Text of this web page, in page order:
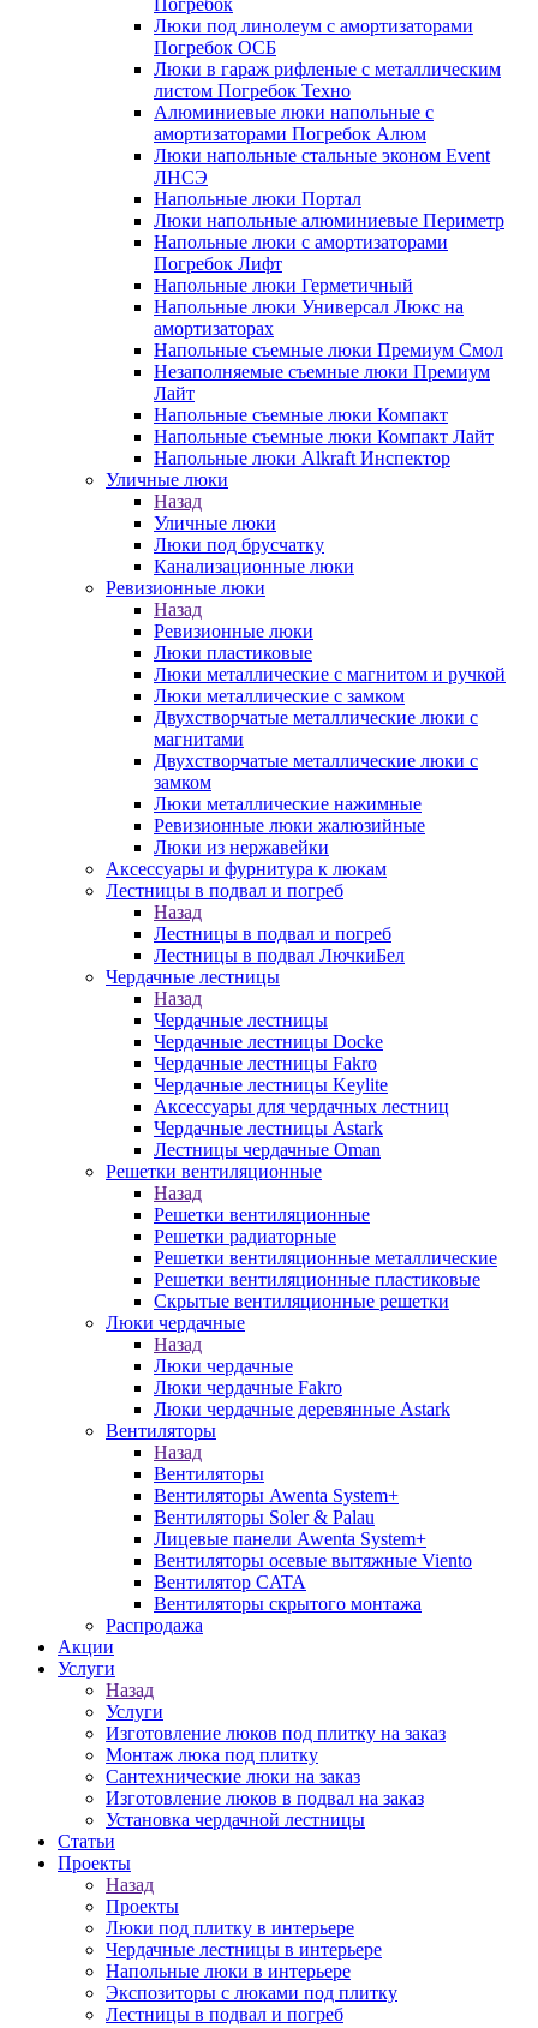
Погребок
Люки под линолеум с амортизаторами
Погребок ОСБ
Люки в гараж рифленые с металлическим
листом Погребок Техно
Алюминиевые люки напольные с
амортизаторами Погребок Алюм
Люки напольные стальные эконом Event
ЛНСЭ
Напольные люки Портал
Люки напольные алюминиевые Периметр
Напольные люки с амортизаторами
Погребок Лифт
Напольные люки Герметичный
Напольные люки Универсал Люкс на
амортизаторах
Напольные съемные люки Премиум Смол
Незаполняемые съемные люки Премиум
Лайт
Напольные съемные люки Компакт
Напольные съемные люки Компакт Лайт
Напольные люки Alkraft Инспектор
Уличные люки
Назад
Уличные люки
Люки под брусчатку
Канализационные люки
Ревизионные люки
Назад
Ревизионные люки
Люки пластиковые
Люки металлические с магнитом и ручкой
Люки металлические с замком
Двухстворчатые металлические люки с
магнитами
Двухстворчатые металлические люки с
замком
Люки металлические нажимные
Ревизионные люки жалюзийные
Люки из нержавейки
Аксессуары и фурнитура к люкам
Лестницы в подвал и погреб
Назад
Лестницы в подвал и погреб
Лестницы в подвал ЛючкиБел
Чердачные лестницы
Назад
Чердачные лестницы
Чердачные лестницы Docke
Чердачные лестницы Fakro
Чердачные лестницы Keylite
Аксессуары для чердачных лестниц
Чердачные лестницы Astark
Лестницы чердачные Oman
Решетки вентиляционные
Назад
Решетки вентиляционные
Решетки радиаторные
Решетки вентиляционные металлические
Решетки вентиляционные пластиковые
Скрытые вентиляционные решетки
Люки чердачные
Назад
Люки чердачные
Люки чердачные Fakro
Люки чердачные деревянные Astark
Вентиляторы
Назад
Вентиляторы
Вентиляторы Awenta System+
Вентиляторы Soler & Palau
Лицевые панели Awenta System+
Вентиляторы осевые вытяжные Viento
Вентилятор CATA
Вентиляторы скрытого монтажа
Распродажа
Акции
Услуги
Назад
Услуги
Изготовление люков под плитку на заказ
Монтаж люка под плитку
Сантехнические люки на заказ
Изготовление люков в подвал на заказ
Установка чердачной лестницы
Статьи
Проекты
Назад
Проекты
Люки под плитку в интерьере
Чердачные лестницы в интерьере
Напольные люки в интерьере
Экспозиторы с люками под плитку
Лестницы в подвал и погреб